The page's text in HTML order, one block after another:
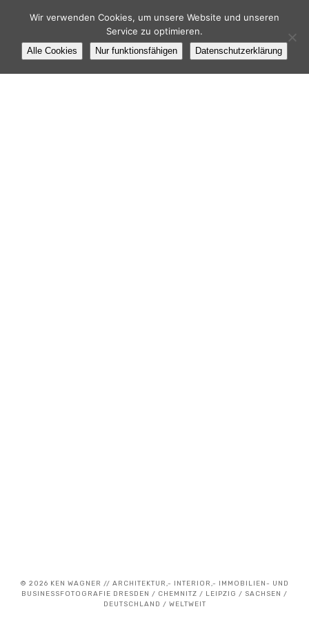
© 2026 KEN WAGNER // ARCHITEKTUR,- INTERIOR,- IMMOBILIEN- UND
BUSINESSFOTOGRAFIE DRESDEN / CHEMNITZ / LEIPZIG / SACHSEN /
DEUTSCHLAND / WELTWEIT
Wir verwenden Cookies, um unsere Website und unseren
Service zu optimieren.
Alle Cookies Nur funktionsfähigen Datenschutzerklärung